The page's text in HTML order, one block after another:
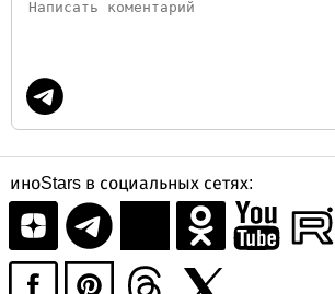
иноStars в социальных сетях: